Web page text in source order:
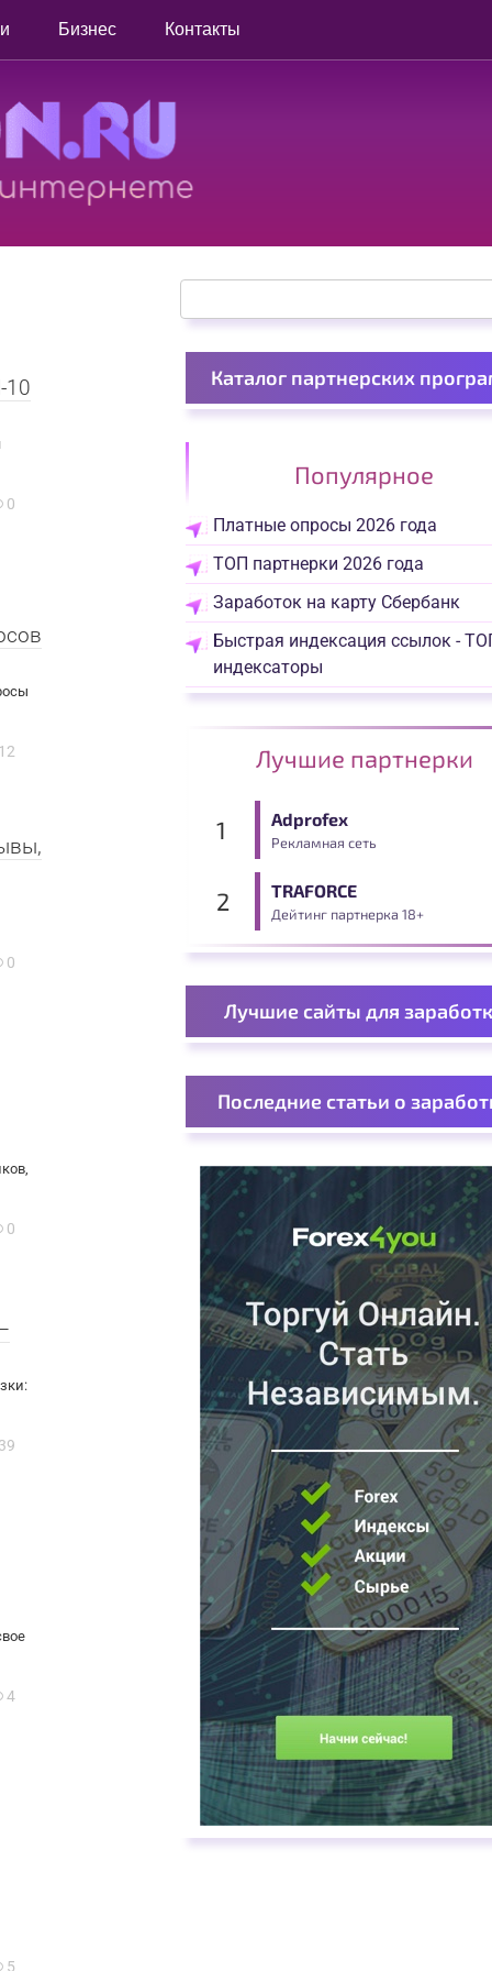
Бизнес Контакты
10
0
12
0
0
39
4
5
Каталог партнерских
Популярное
Платные опросы 2026 года
ТОП партнерки 2026 года
Заработок на карту Сбербанк
Быстрая индексация ссылок -
индексаторы
Лучшие партнерки
Adprofex
Рекламная сеть
TRAFORCE
Дейтинг партнерка 18+
Лучшие сайты для
Последние статьи о